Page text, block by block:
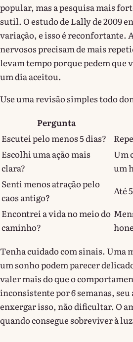
popular, mas a pesquisa mais
sutil. O estudo de Lally de 2009
variação, e isso é reconfortante.
nervosos precisam de mais
levam tempo porque pedem que
um dia aceitou.
Use uma revisão simples todo
Pergunta
Escutei pelo menos 5 dias?
Escolhi uma ação mais
clara?
Um
um
Senti menos atração pelo
caos antigo?
Até
Encontrei a vida no meio do
caminho?
Tenha cuidado com sinais. Uma
um sonho podem parecer
valer mais do que o
inconsistente por 6 semanas,
enxergar isso, não dificultar. O
quando consegue sobreviver à